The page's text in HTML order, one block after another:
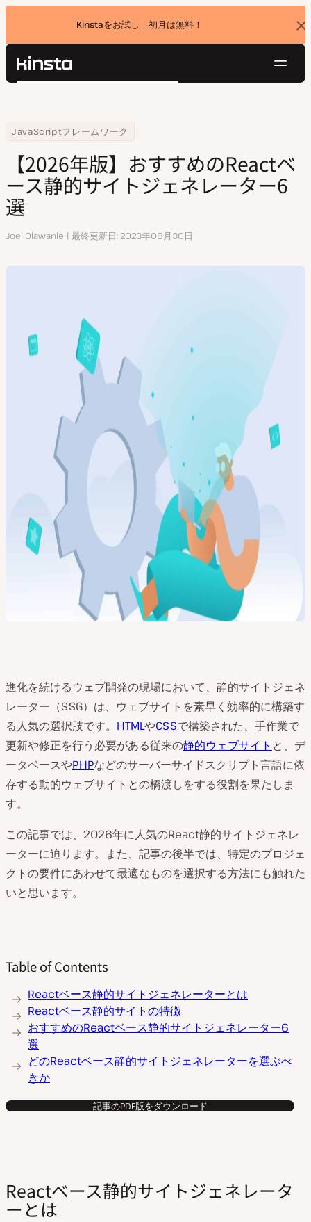
Kinstaをお試し｜初月は無料！
バ
ナ
Kinsta®
ョ
ン
価格設定
お問い合わせ
検
Home
リソースセンター
JavaScriptフレームワーク
【2024年版】おすすめのReactベース静的サイトジェネレーター6選
【2026年版】おすすめのReactベ
ース静的サイトジェネレーター6
選
執
Joel Olawanle 最終更新日 2023年08月30日
進化を続けるウェブ開発の現場において、静的サイトジェネ
レーター（SSG）は、ウェブサイトを素早く効率的に構築す
る人気の選択肢です。 HTMLやCSSで構築された、手作業で
更新や修正を行う必要がある従来の静的ウェブサイト と、デ
ータベースやPHPなどのサーバーサイドスクリプト言語に依
存する動的ウェブサイトとの橋渡しをする役割を果たしま
す。
この記事では、2026年に人気のReact静的サイトジェネレ
ーターに迫ります。また、記事の後半では、特定のプロジェ
クトの要件にあわせて最適なものを選択する方法にも触れた
いと思います。
Table of Contents
Reactベース静的サイトジェネレーターとは
Reactベース静的サイトの特徴
おすすめのReactベース静的サイトジェネレーター6
選
どのReactベース静的サイトジェネレーターを選ぶべ
きか
記事のPDF版をダウンロード
Reactベース静的サイトジェネレータ
ーとは